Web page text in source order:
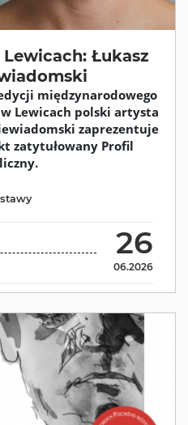
Łukasz
międzynarodowego
Lewicach polski artysta
zaprezentuje
zatytułowany Profil
26
06.2026